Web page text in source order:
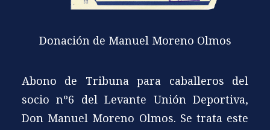
Donación de Manuel Moreno Olmos
Abono de Tribuna para caballeros del
socio nº6 del Levante Unión Deportiva,
Don Manuel Moreno Olmos. Se trata este